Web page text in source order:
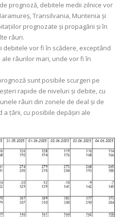
prognoză, debitele medii zilnice vor
Transilvania, Muntenia și
prognozate şi propagării și în
râuri.
vor fi în scădere, exceptând
râurilor mari, unde vor fi în
sunt posibile scurgeri pe
rapide de niveluri și debite, cu
râuri din zonele de deal și de
țării, cu posibile depășiri ale